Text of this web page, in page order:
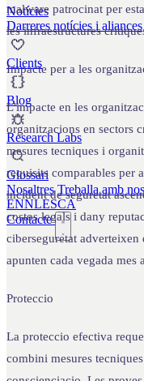
Notícies
Darreres notícies i aliances
Clients
Blog
Research Labs
Glossari
Nosaltres Treballa amb
ENNLESCA
Contacte
malware patrocinat per
les infraestructures
Impacte per a les
L'impacte en les
organitzacions en sectors
mesures tecniques i
requisits comparables per
incident de seguretat
costos legals i dany
ciberseguretat adverteixen
apunten cada vegada mes
Proteccio
La proteccio efectiva
combini mesures